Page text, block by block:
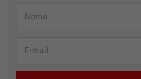
uma capacidade de corte até 150 mm. A lâmina de serra sabre
Garantia 6 meses.